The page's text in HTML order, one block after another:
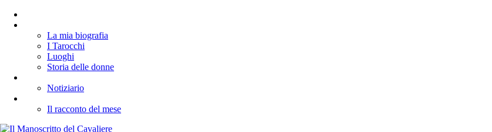
La mia biografia
I Tarocchi
Luoghi
Storia delle donne
Notiziario
Il racconto del mese